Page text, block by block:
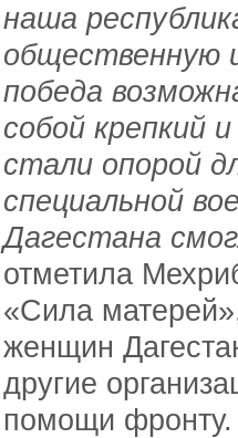
наша
общественную
победа
собой
стали опорой
специальной
Дагестана
отметила
«Сила
женщин
другие
помощи фронту.